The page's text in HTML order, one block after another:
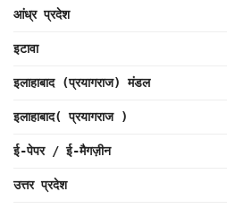
आंध्र प्रदेश
इटावा
इलाहाबाद (प्रयागराज) मंडल
इलाहाबाद( प्रयागराज )
ई-पेपर / ई-मैगज़ीन
उत्तर प्रदेश